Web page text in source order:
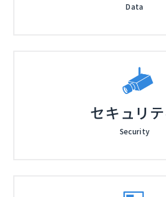
Data
セキュリテ
Security